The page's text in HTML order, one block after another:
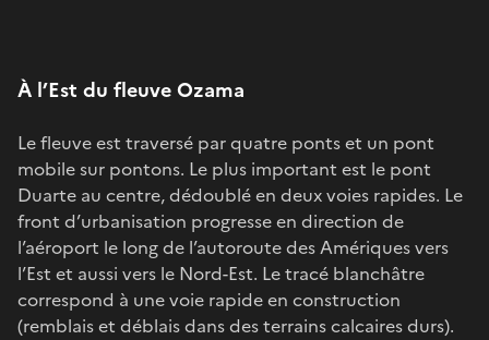
À l’Est du fleuve Ozama
Le fleuve est traversé par quatre ponts et un pont
mobile sur pontons. Le plus important est le pont
Duarte au centre, dédoublé en deux voies rapides. Le
front d’urbanisation progresse en direction de
l’aéroport le long de l’autoroute des Amériques vers
l’Est et aussi vers le Nord-Est. Le tracé blanchâtre
correspond à une voie rapide en construction
(remblais et déblais dans des terrains calcaires durs).